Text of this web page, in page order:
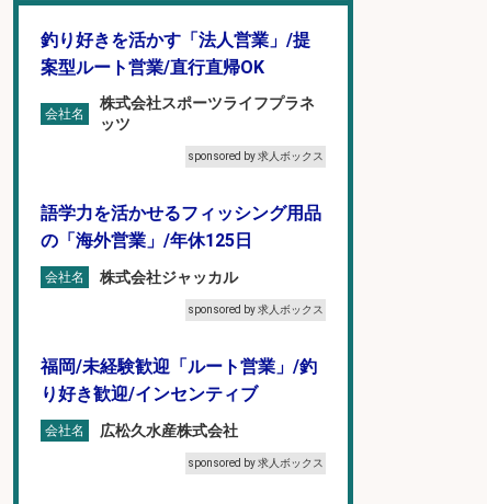
釣り好きを活かす「法人営業」/提
案型ルート営業/直行直帰OK
会社名
株式会社スポーツライフプラネ
ッツ
sponsored by 求人ボックス
語学力を活かせるフィッシング用品
の「海外営業」/年休125日
会社名 株式会社ジャッカル
sponsored by 求人ボックス
福岡/未経験歓迎「ルート営業」/釣
り好き歓迎/インセンティブ
会社名 広松久水産株式会社
sponsored by 求人ボックス